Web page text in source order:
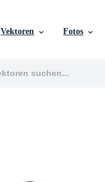
Vektoren Fotos